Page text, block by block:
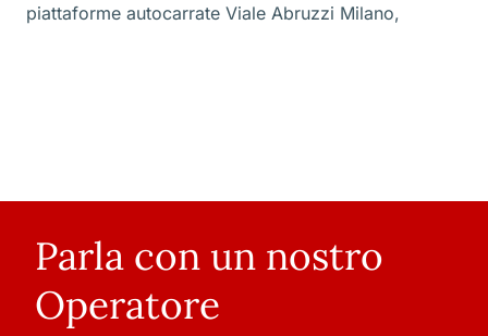
piattaforme autocarrate Viale Abruzzi Milano,
Parla con un nostro
Operatore